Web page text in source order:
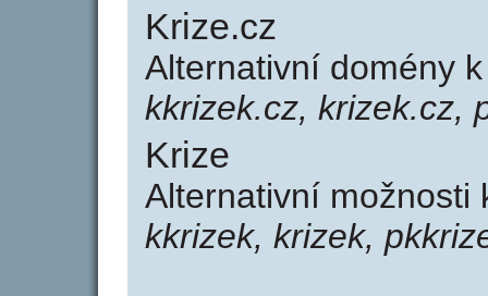
Krize.cz
Alternativní domény
kkrizek.cz, krizek.cz,
Krize
Alternativní
kkrizek, krizek,